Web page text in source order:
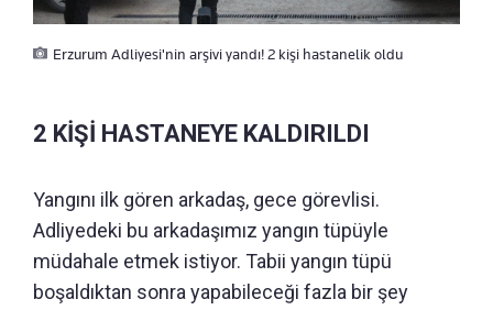
Erzurum Adliyesi'nin arşivi yandı! 2 kişi hastanelik oldu
2 KİŞİ HASTANEYE KALDIRILDI
Yangını ilk gören arkadaş, gece görevlisi.
Adliyedeki bu arkadaşımız yangın tüpüyle
müdahale etmek istiyor. Tabii yangın tüpü
boşaldıktan sonra yapabileceği fazla bir şey